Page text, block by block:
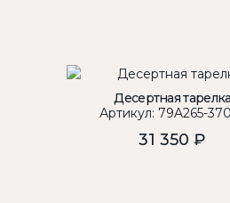
Десертная тарелка
Артикул: 79A265-
31 350 ₽